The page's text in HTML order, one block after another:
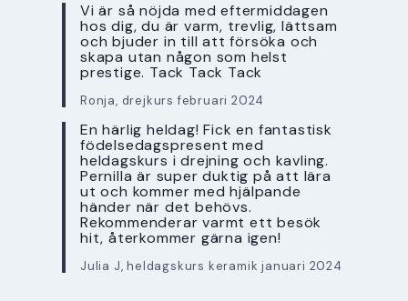
Vi är så nöjda med eftermiddagen
hos dig, du är varm, trevlig, lättsam
och bjuder in till att försöka och
skapa utan någon som helst
prestige. Tack Tack Tack
Ronja, drejkurs februari 2024
En härlig heldag! Fick en fantastisk
födelsedagspresent med
heldagskurs i drejning och kavling.
Pernilla är super duktig på att lära
ut och kommer med hjälpande
händer när det behövs.
Rekommenderar varmt ett besök
hit, återkommer gärna igen!
Julia J, heldagskurs keramik januari 2024